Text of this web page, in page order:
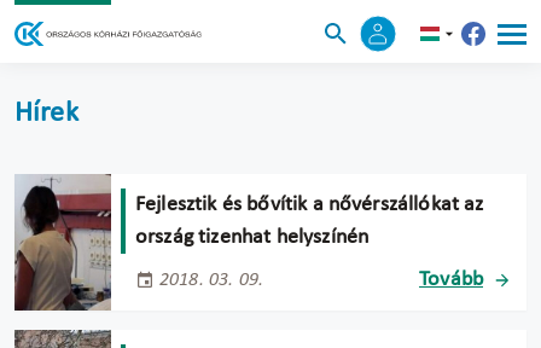
Hírek
Fejlesztik és bővítik a nővérszállókat az
ország tizenhat helyszínén
2018. 03. 09. Tovább